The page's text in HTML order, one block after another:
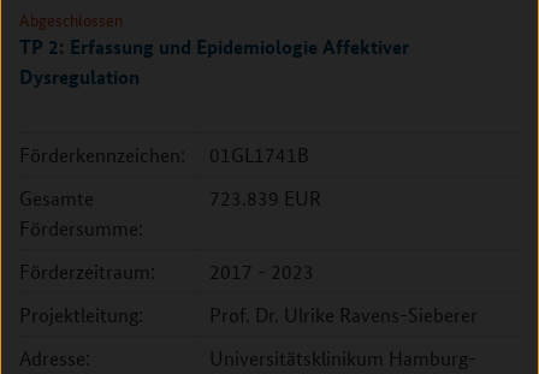
Abgeschlossen
TP 2: Erfassung und Epidemiologie Affektiver
Dysregulation
Förderkennzeichen:
01GL1741B
Gesamte
Fördersumme:
723.839 EUR
Förderzeitraum:
2017 - 2023
Projektleitung:
Prof. Dr. Ulrike Ravens-Sieberer
Adresse:
Universitätsklinikum Hamburg-